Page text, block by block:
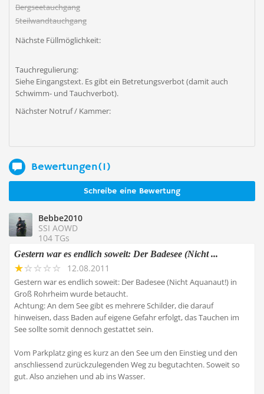
Bergseetauchgang
Steilwandtauchgang
Nächste Füllmöglichkeit:
Tauchregulierung:
Siehe Eingangstext. Es gibt ein Betretungsverbot (damit auch
Schwimm- und Tauchverbot).
Nächster Notruf / Kammer:
Bewertungen(1)
Schreibe eine Bewertung
Bebbe2010
SSI AOWD
104 TGs
Gestern war es endlich soweit: Der Badesee (Nicht ...
12.08.2011
Gestern war es endlich soweit: Der Badesee (Nicht Aquanaut!) in
Groß Rohrheim wurde betaucht.
Achtung: An dem See gibt es mehrere Schilder, die darauf
hinweisen, dass Baden auf eigene Gefahr erfolgt, das Tauchen im
See sollte somit dennoch gestattet sein.
Vom Parkplatz ging es kurz an den See um den Einstieg und den
anschliessend zurückzulegenden Weg zu begutachten. Soweit so
gut. Also anziehen und ab ins Wasser.